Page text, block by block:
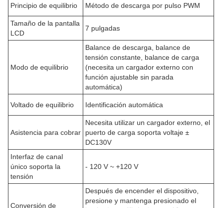
Principio de equilibrio Método de descarga por pulso PWM
Tamaño de la pantalla
LCD
7 pulgadas
Modo de equilibrio
Balance de descarga, balance de
tensión constante, balance de carga
(necesita un cargador externo con
función ajustable sin parada
automática)
Voltado de equilibrio Identificación automática
Asistencia para cobrar
Necesita utilizar un cargador externo, el
puerto de carga soporta voltaje ±
DC130V
Interfaz de canal
único soporta la
tensión
- 120 V ~ +120 V
Conversión de
Después de encender el dispositivo,
presione y mantenga presionado el